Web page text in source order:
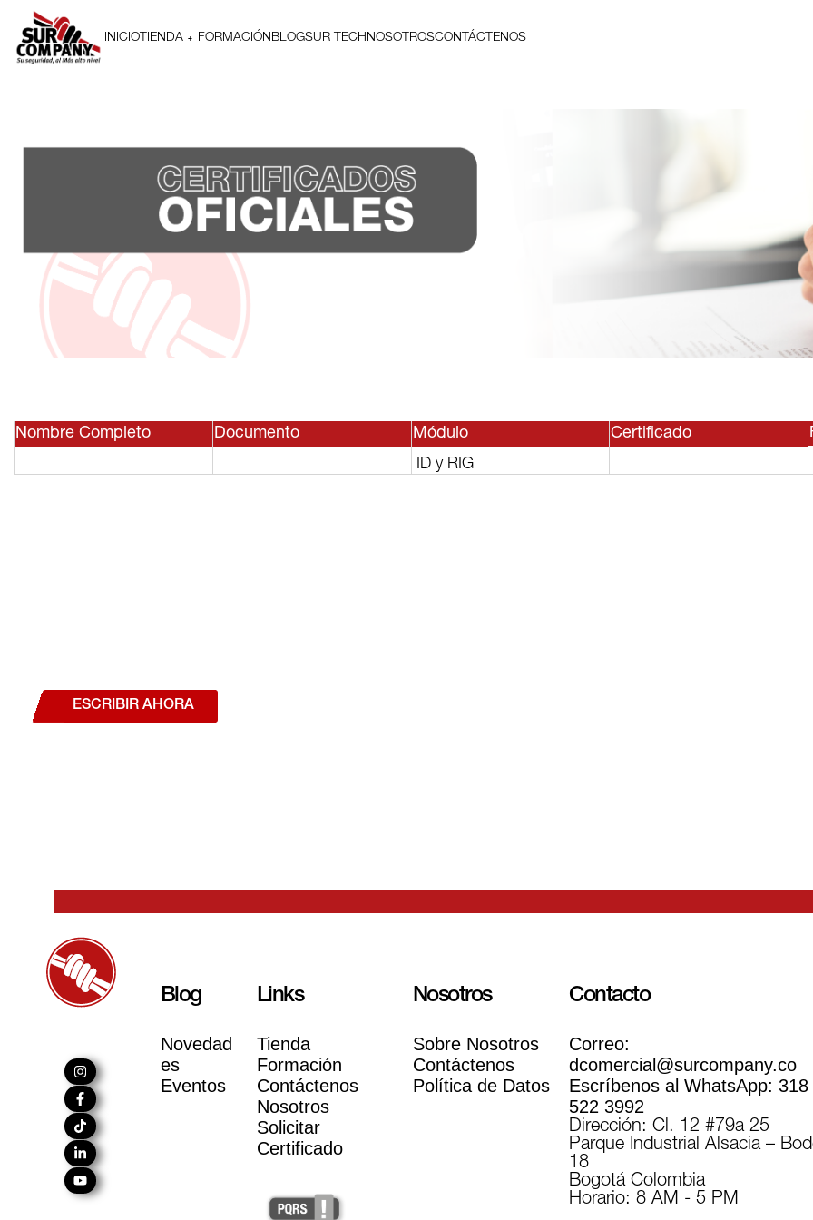
INICIO TIENDA FORMACIÓNBLOGSUR TECHNOSOTROSCONTÁCTENOS
Nombre Completo Documento
Módulo
ID y RIG
Certificado
ESCRIBIR AHORA
Blog
Novedad
es
Eventos
Links
Tienda
Formación
Contáctenos
Nosotros
Solicitar
Certificado
Nosotros
Sobre Nosotros
Contáctenos
Política de Datos
Contacto
Correo:
dcomercial@surcompany.co
Escríbenos al WhatsApp: 318
522 3992
Dirección: Cl. 12 #79a 25
Parque Industrial Alsacia –
18
Bogotá Colombia
Horario: 8 AM - 5 PM